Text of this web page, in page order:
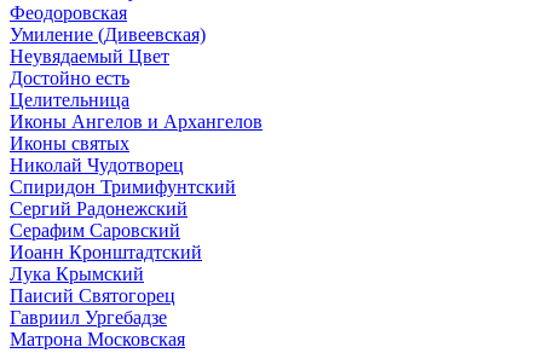
Феодоровская
Умиление (Дивеевская)
Неувядаемый Цвет
Достойно есть
Целительница
Иконы Ангелов и Архангелов
Иконы святых
Николай Чудотворец
Спиридон Тримифунтский
Сергий Радонежский
Серафим Саровский
Иоанн Кронштадтский
Лука Крымский
Паисий Святогорец
Гавриил Ургебадзе
Матрона Московская